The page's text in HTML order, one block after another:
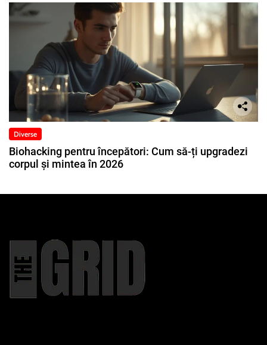
Diverse
Biohacking pentru începători: Cum să-ți upgradezi
corpul și mintea în 2026